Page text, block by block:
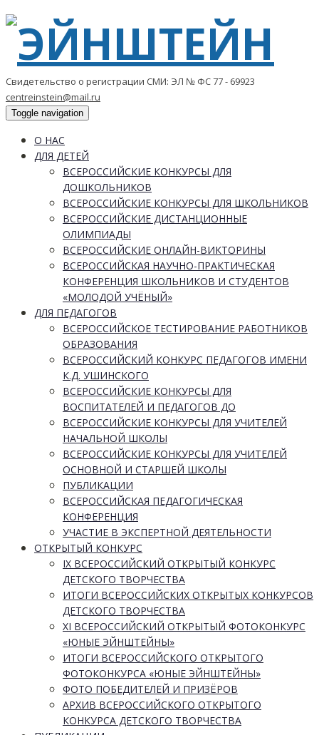
Свидетельство о регистрации СМИ: ЭЛ № ФС 77 - 69923
centreinstein@mail.ru
Toggle navigation
О НАС
ДЛЯ ДЕТЕЙ
ВСЕРОССИЙСКИЕ КОНКУРСЫ ДЛЯ
ДОШКОЛЬНИКОВ
ВСЕРОССИЙСКИЕ КОНКУРСЫ ДЛЯ ШКОЛЬНИКОВ
ВСЕРОССИЙСКИЕ ДИСТАНЦИОННЫЕ
ОЛИМПИАДЫ
ВСЕРОССИЙСКИЕ ОНЛАЙН-ВИКТОРИНЫ
ВСЕРОССИЙСКАЯ НАУЧНО-ПРАКТИЧЕСКАЯ
КОНФЕРЕНЦИЯ ШКОЛЬНИКОВ И СТУДЕНТОВ
«МОЛОДОЙ УЧЁНЫЙ»
ДЛЯ ПЕДАГОГОВ
ВСЕРОССИЙСКОЕ ТЕСТИРОВАНИЕ РАБОТНИКОВ
ОБРАЗОВАНИЯ
ВСЕРОССИЙСКИЙ КОНКУРС ПЕДАГОГОВ ИМЕНИ
К.Д. УШИНСКОГО
ВСЕРОССИЙСКИЕ КОНКУРСЫ ДЛЯ
ВОСПИТАТЕЛЕЙ И ПЕДАГОГОВ ДО
ВСЕРОССИЙСКИЕ КОНКУРСЫ ДЛЯ УЧИТЕЛЕЙ
НАЧАЛЬНОЙ ШКОЛЫ
ВСЕРОССИЙСКИЕ КОНКУРСЫ ДЛЯ УЧИТЕЛЕЙ
ОСНОВНОЙ И СТАРШЕЙ ШКОЛЫ
ПУБЛИКАЦИИ
ВСЕРОССИЙСКАЯ ПЕДАГОГИЧЕСКАЯ
КОНФЕРЕНЦИЯ
УЧАСТИЕ В ЭКСПЕРТНОЙ ДЕЯТЕЛЬНОСТИ
ОТКРЫТЫЙ КОНКУРС
IX ВСЕРОССИЙСКИЙ ОТКРЫТЫЙ КОНКУРС
ДЕТСКОГО ТВОРЧЕСТВА
ИТОГИ ВСЕРОССИЙСКИХ ОТКРЫТЫХ КОНКУРСОВ
ДЕТСКОГО ТВОРЧЕСТВА
XI ВСЕРОССИЙСКИЙ ОТКРЫТЫЙ ФОТОКОНКУРС
«ЮНЫЕ ЭЙНШТЕЙНЫ»
ИТОГИ ВСЕРОССИЙСКОГО ОТКРЫТОГО
ФОТОКОНКУРСА «ЮНЫЕ ЭЙНШТЕЙНЫ»
ФОТО ПОБЕДИТЕЛЕЙ И ПРИЗЁРОВ
АРХИВ ВСЕРОССИЙСКОГО ОТКРЫТОГО
КОНКУРСА ДЕТСКОГО ТВОРЧЕСТВА